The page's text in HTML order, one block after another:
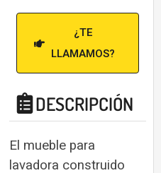
¿TE
LLAMAMOS?
DESCRIPCIÓN
El mueble para
lavadora construido